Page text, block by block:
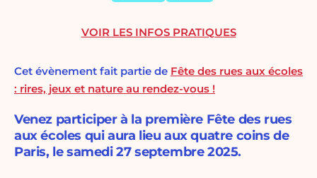
Cet évènement fait partie de Fête des rues aux écoles
: rires, jeux et nature au rendez-vous !
Venez participer à la première Fête des rues
aux écoles qui aura lieu aux quatre coins de
Paris, le samedi 27 septembre 2025.
VOIR LES INFOS PRATIQUES